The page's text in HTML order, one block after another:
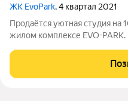
ЖК EvoPark, 4 квартал 2021
Продаётся уютная студия на
жилом комплексе EVO-PARK.
сотрудничеству
СК Легион. Эво Парк